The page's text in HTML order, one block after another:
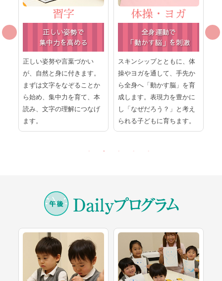
習字
正しい姿勢で
集中力を高める
正しい姿努や言葉づかい
が、自然と身に付きます。
まずは文字をなぞることか
ら始め、集中力を育て、本
読み、文字の理解につなげ
ます。
体操・ヨガ
全身運動で
「動かす脳」を刺激
スキンシップとともに、体
操やヨガを通して、手先か
ら全身へ「動かす脳」を育
成します。表現力を豊かに
し「なぜだろう？」と考え
られる子どもに育ちます。